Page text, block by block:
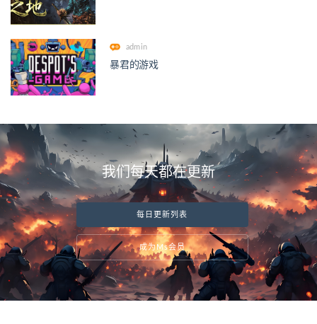
admin
暴君的游戏
我们每天都在更新
每日更新列表
成为Ms会员